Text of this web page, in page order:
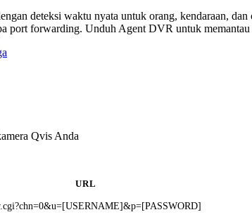
deteksi waktu nyata untuk orang, kendaraan,
port forwarding. Unduh Agent DVR untuk
Qvis Anda
URL